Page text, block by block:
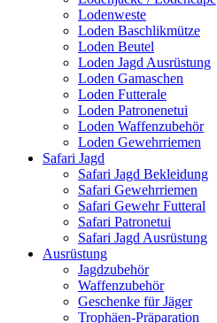
Lodenweste
Loden Baschlikmütze
Loden Beutel
Loden Jagd Ausrüstung
Loden Gamaschen
Loden Futterale
Loden Patronenetui
Loden Waffenzubehör
Loden Gewehrriemen
Safari Jagd
Safari Jagd Bekleidung
Safari Gewehrriemen
Safari Gewehr Futteral
Safari Patronetui
Safari Jagd Ausrüstung
Ausrüstung
Jagdzubehör
Waffenzubehör
Geschenke für Jäger
Trophäen-Präparation